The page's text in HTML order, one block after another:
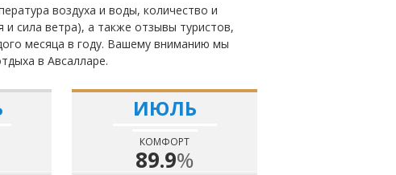
воздуха и воды, количество и
сила ветра), а также отзывы туристов,
месяца в году. Вашему вниманию мы
в Авсалларе.
ИЮЛЬ
КОМФОРТ
89.9%